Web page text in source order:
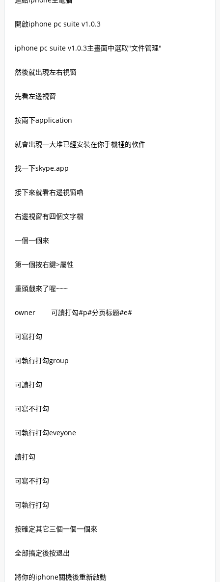
開啟iphone pc suite v1.0.3
iphone pc suite v1.0.3主畫面中選取"文件管理"
然後就出現左右視窗
先看左邊視窗
按兩下application
就會出現一大堆已經安裝在你手機裡的軟件
找一下skype.app
接下來就看右邊視窗嚕
右邊視窗有四個文字檔
一個一個來
第一個按右鍵>屬性
重頭戲來了喔~~~
owner 可讀打勾#p#分页标题#e#
可寫打勾
可執行打勾group
可讀打勾
可寫不打勾
可執行打勾eveyone
讀打勾
可寫不打勾
可執行打勾
按確定其它三個一個一個來
全部搞定後按退出
將你的iphone關機後重新啟動